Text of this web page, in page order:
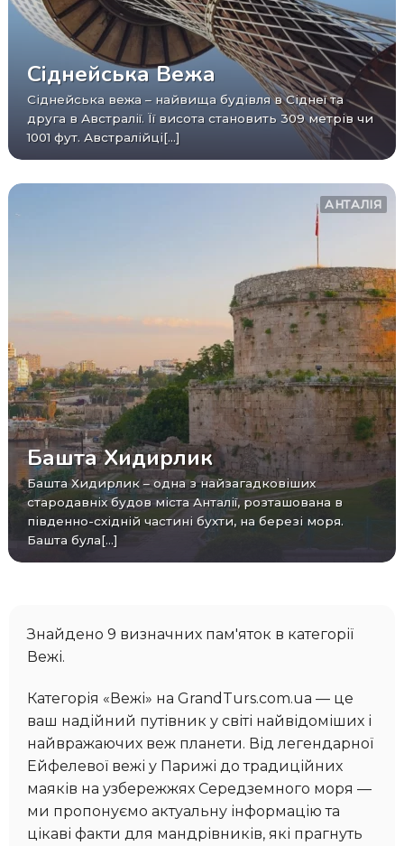
Сіднейська Вежа
Сіднейська вежа – найвища будівля в Сіднеї та
друга в Австралії. Її висота становить 309 метрів чи
1001 фут. Австралійці[...]
АНТАЛІЯ
Башта Хидирлик
Башта Хидирлик – одна з найзагадковіших
стародавніх будов міста Анталії, розташована в
південно-східній частині бухти, на березі моря.
Башта була[...]
Знайдено 9 визначних пам'яток в категорії
Вежі.
Категорія «Вежі» на GrandTurs.com.ua — це
ваш надійний путівник у світі найвідоміших і
найвражаючих веж планети. Від легендарної
Ейфелевої вежі у Парижі до традиційних
маяків на узбережжях Середземного моря —
ми пропонуємо актуальну інформацію та
цікаві факти для мандрівників, які прагнуть